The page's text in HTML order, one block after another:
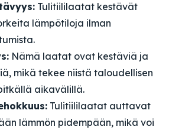
Tulitiililaatat kestävät
lämpötiloja ilman
Nämä laatat ovat kestäviä ja
mikä tekee niistä taloudellisen
aikavälillä.
Tulitiililaatat auttavat
lämmön pidempään, mikä voi